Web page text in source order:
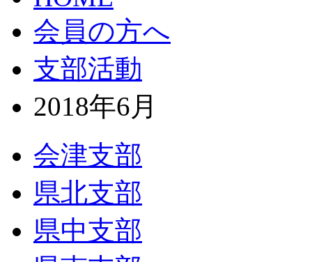
会員の方へ
支部活動
2018年6月
会津支部
県北支部
県中支部